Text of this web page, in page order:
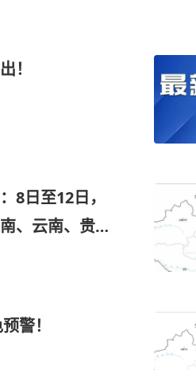
！
8日至12日，
、云南、贵
警！